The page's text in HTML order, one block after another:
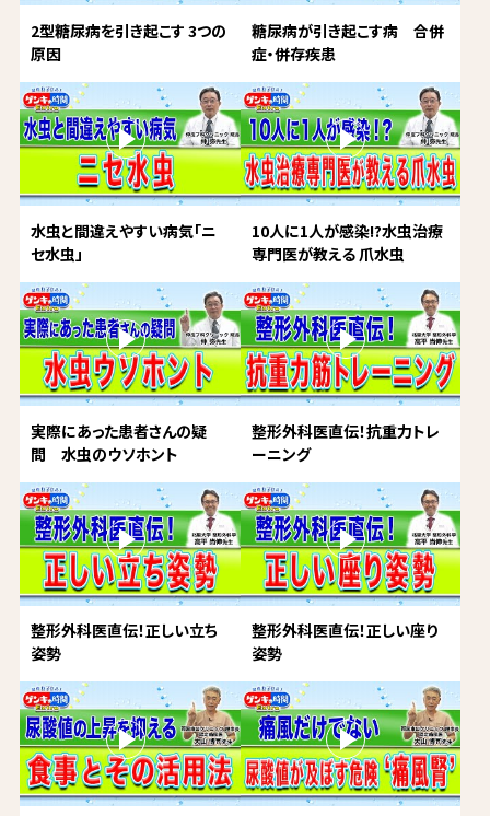
2型糖尿病を引き起こす 3つの
原因
糖尿病が引き起こす病 合併
症・併存疾患
水虫と間違えやすい病気「ニ
セ水虫」
10人に1人が感染!?水虫治療
専門医が教える 爪水虫
実際にあった患者さんの疑
問 水虫のウソホント
整形外科医直伝！抗重力トレ
ーニング
整形外科医直伝！正しい立ち
姿勢
整形外科医直伝！正しい座り
姿勢